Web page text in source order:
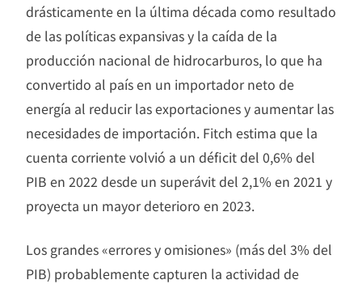
drásticamente en la última década como resultado
de las políticas expansivas y la caída de la
producción nacional de hidrocarburos, lo que ha
convertido al país en un importador neto de
energía al reducir las exportaciones y aumentar las
necesidades de importación. Fitch estima que la
cuenta corriente volvió a un déficit del 0,6% del
PIB en 2022 desde un superávit del 2,1% en 2021 y
proyecta un mayor deterioro en 2023.
Los grandes «errores y omisiones» (más del 3% del
PIB) probablemente capturen la actividad de